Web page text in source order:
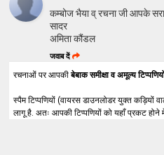
कम्बोज भैया व् रचना जी आपके
सादर
अमिता कौंडल
जवाब दें
रचनाओं पर आपकीबेबाक समीक्षा व अमूल्य
स्पैम टिप्पणियों (वायरस डाउनलोडर युक्त कड़ियों
लागू है. अतः आपकी टिप्पणियों को यहाँ प्रकट